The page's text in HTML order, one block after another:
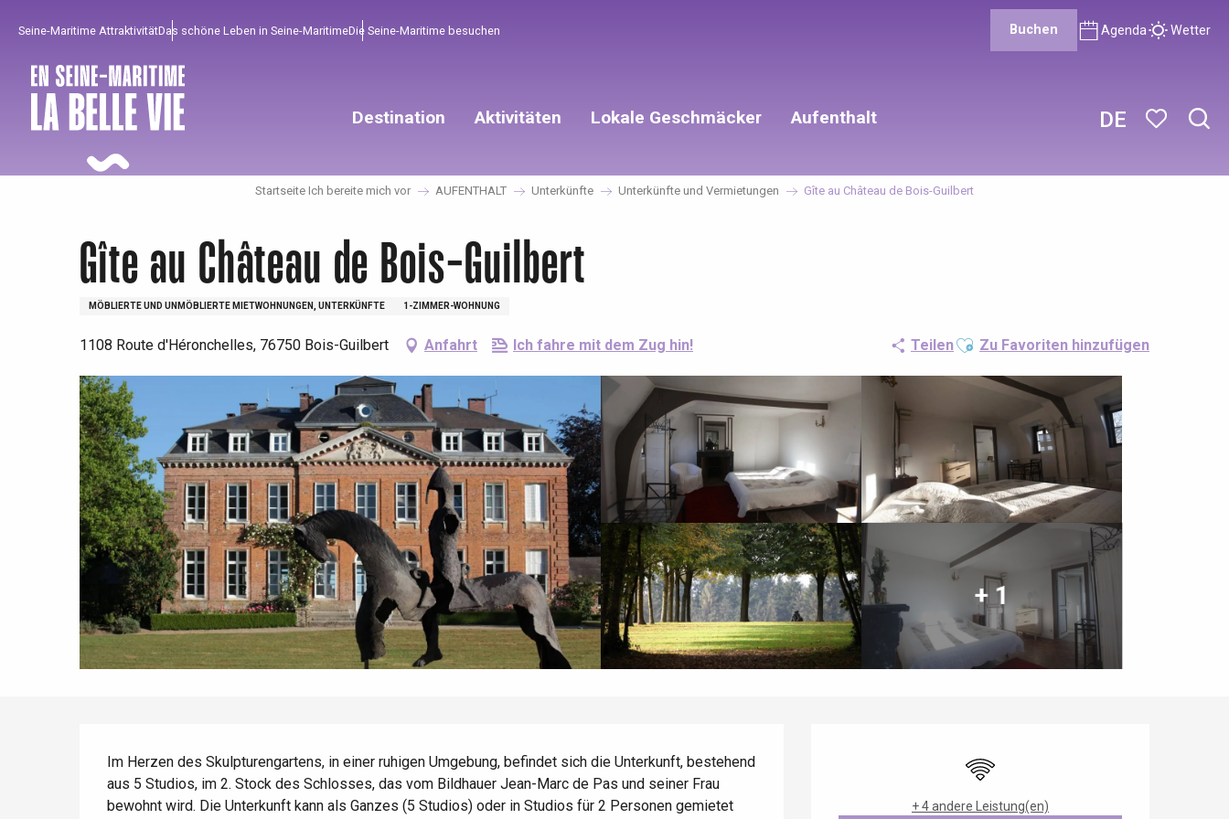
principal
DE
Seine-Maritime AttraktivitätDas schöne Leben in Seine-MaritimeDie Seine-Maritime besuchen Buchen Agenda Wetter
Destination Aktivitäten
Um zu profitieren
Die gesamte Agenda
Frühling
Wenn es regnet
Mit den Kindern
Unter Freunden
Lokale Geschmäcker
Unumgänglich
Trendige Orte
Bester Brunch
Restaurants mit
Aussicht
Aufenthalt
Gut aus der Heimat !
Aufenthalte am Meer
Aufenthalte mit dem
Zug
Fahrradaufenthalte
Startseite Ich bereite mich vor AUFENTHALT Unterkünfte Unterkünfte und Vermietungen Gîte au Château de Bois-Guilbert
Gîte au Château de Bois-Guilbert
MÖBLIERTE UND UNMÖBLIERTE MIETWOHNUNGEN, UNTERKÜNFTE 1-ZIMMER-WOHNUNG
1108 Route d'Héronchelles, 76750 Bois-Guilbert Anfahrt Ich fahre mit dem Zug hin! TeilenAjouter aux favoris
Zu Favoriten hinzufügen
+ 1
Wi-Fi
+ 4 andere Leistung(en)
Im Herzen des Skulpturengartens, in einer ruhigen Umgebung, befindet sich die Unterkunft, bestehend
aus 5 Studios, im 2. Stock des Schlosses, das vom Bildhauer Jean-Marc de Pas und seiner Frau
bewohnt wird. Die Unterkunft kann als Ganzes (5 Studios) oder in Studios für 2 Personen gemietet